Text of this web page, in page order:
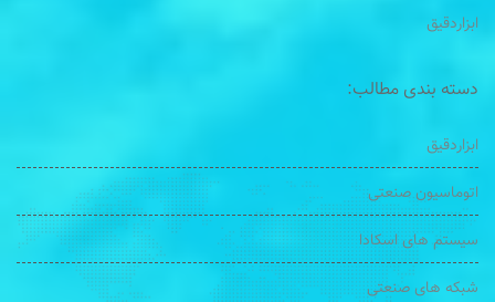
ابزاردقیق
دسته بندی مطالب:
ابزاردقیق
اتوماسیون صنعتی
سیستم های اسکادا
شبکه های صنعتی